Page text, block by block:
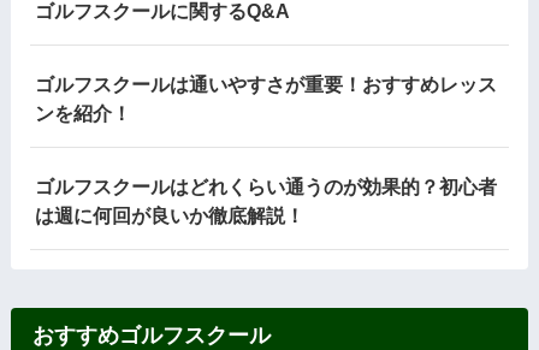
ゴルフスクールに関するQ&A
ゴルフスクールは通いやすさが重要！おすすめレッス
ンを紹介！
ゴルフスクールはどれくらい通うのが効果的？初心者
は週に何回が良いか徹底解説！
おすすめゴルフスクール